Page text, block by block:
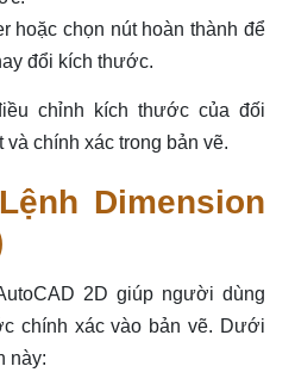
hoặc chọn nút hoàn thành để
đổi kích thước.
chỉnh kích thước của đối
chính xác trong bản vẽ.
Dimension
2D giúp người dùng
chính xác vào bản vẽ. Dưới
này: